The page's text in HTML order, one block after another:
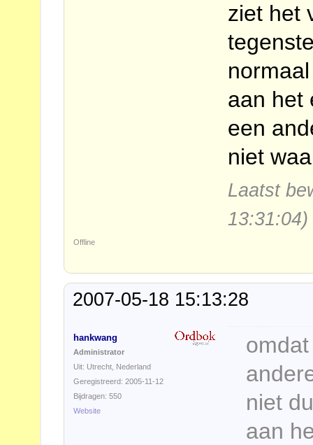
ziet het
aan het
een
niet
Laatst
13:31:04)
Offline
2007-05-18 15:13:28
hankwang
Administrator
Uit: Utrecht, Nederland
Geregistreerd: 2005-11-12
Bijdragen: 550
Website
niet
aan